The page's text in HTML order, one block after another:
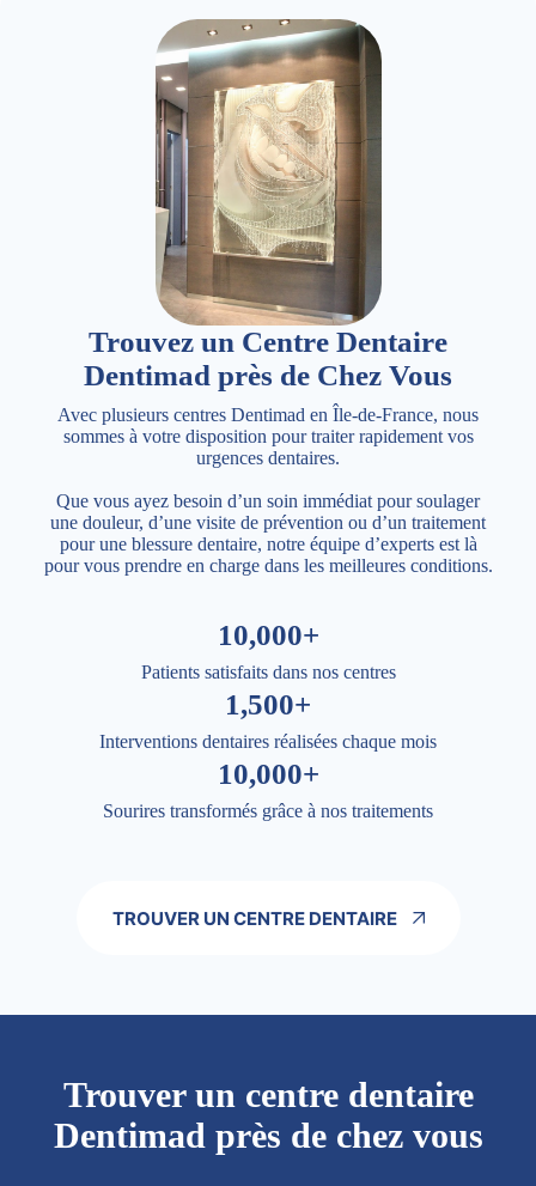
Trouvez un Centre Dentaire
Dentimad près de Chez Vous
Avec plusieurs centres Dentimad en Île-de-France, nous
sommes à votre disposition pour traiter rapidement vos
urgences dentaires.
Que vous ayez besoin d’un soin immédiat pour soulager
une douleur, d’une visite de prévention ou d’un traitement
pour une blessure dentaire, notre équipe d’experts est là
pour vous prendre en charge dans les meilleures conditions.
10,000+
Patients satisfaits dans nos centres
1,500+
Interventions dentaires réalisées chaque mois
10,000+
Sourires transformés grâce à nos traitements
TROUVER UN CENTRE DENTAIRE
Trouver un centre dentaire
Dentimad près de chez vous